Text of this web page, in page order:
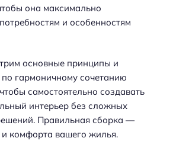
она максимально
и особенностям
основные принципы и
по гармоничному сочетанию
самостоятельно создавать
интерьер без сложных
Правильная сборка —
и комфорта вашего жилья.